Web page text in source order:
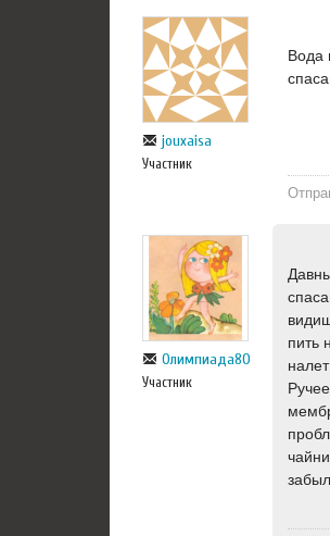
jouxaisa
Участник
Вода
Олимпиада80
Участник
пить